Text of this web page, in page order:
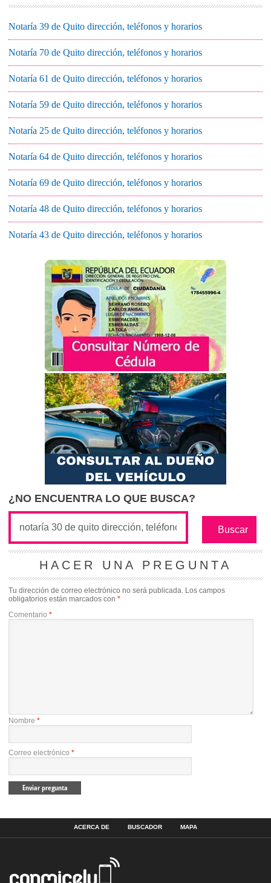
Notaría 39 de Quito dirección, teléfonos y horarios
Notaría 70 de Quito dirección, teléfonos y horarios
Notaría 61 de Quito dirección, teléfonos y horarios
Notaría 59 de Quito dirección, teléfonos y horarios
Notaría 25 de Quito dirección, teléfonos y horarios
Notaría 64 de Quito dirección, teléfonos y horarios
Notaría 69 de Quito dirección, teléfonos y horarios
Notaría 48 de Quito dirección, teléfonos y horarios
Notaría 43 de Quito dirección, teléfonos y horarios
¿NO ENCUENTRA LO QUE BUSCA?
HACER UNA PREGUNTA
Tu dirección de correo electrónico no será publicada. Los campos
obligatorios están marcados con *
Comentario *
Nombre *
Correo electrónico *
ACERCA DE BUSCADOR MAPA